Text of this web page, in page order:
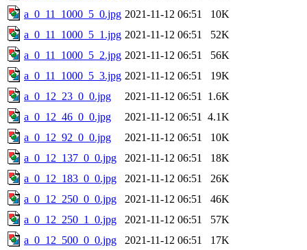
a_0_11_1000_5_0.jpg 2021-11-12 06:51
10K
a_0_11_1000_5_1.jpg 2021-11-12 06:51
52K
a_0_11_1000_5_2.jpg 2021-11-12 06:51
56K
a_0_11_1000_5_3.jpg 2021-11-12 06:51
19K
a_0_12_23_0_0.jpg
2021-11-12 06:51
1.6K
a_0_12_46_0_0.jpg
2021-11-12 06:51
4.1K
a_0_12_92_0_0.jpg
2021-11-12 06:51
10K
a_0_12_137_0_0.jpg
2021-11-12 06:51
18K
a_0_12_183_0_0.jpg
2021-11-12 06:51
26K
a_0_12_250_0_0.jpg
2021-11-12 06:51
46K
a_0_12_250_1_0.jpg
2021-11-12 06:51
57K
a_0_12_500_0_0.jpg
2021-11-12 06:51
17K